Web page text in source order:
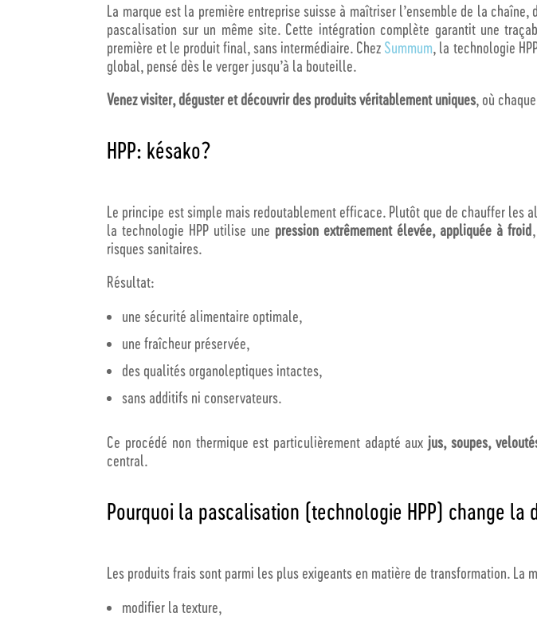
La marque est la première entreprise suisse à maîtriser l’ensemble de la
pascalisation sur un même site. Cette intégration complète garantit une
première et le produit final, sans intermédiaire. Chez Summum, la technologie
global, pensé dès le verger jusqu’à la bouteille.
Venez visiter, déguster et découvrir des produits véritablement uniques, où
HPP: késako?
Le principe est simple mais redoutablement efficace. Plutôt que de chauffer
la technologie HPP utilise une pression extrêmement élevée, appliquée à froid
risques sanitaires.
Résultat:
une sécurité alimentaire optimale,
une fraîcheur préservée,
des qualités organoleptiques intactes,
sans additifs ni conservateurs.
Ce procédé non thermique est particulièrement adapté aux jus, soupes,
central.
Pourquoi la pascalisation (technologie HPP) change la
Les produits frais sont parmi les plus exigeants en matière de transformation. La
modifier la texture,